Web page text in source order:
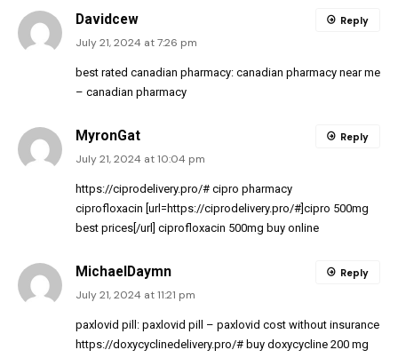
Davidcew
July 21, 2024 at 7:26 pm
best rated canadian pharmacy: canadian pharmacy near me
– canadian pharmacy
Reply
MyronGat
July 21, 2024 at 10:04 pm
https://ciprodelivery.pro/# cipro pharmacy
ciprofloxacin [url=https://ciprodelivery.pro/#]cipro 500mg
best prices[/url] ciprofloxacin 500mg buy online
Reply
MichaelDaymn
July 21, 2024 at 11:21 pm
paxlovid pill: paxlovid pill – paxlovid cost without insurance
https://doxycyclinedelivery.pro/# buy doxycycline 200 mg
Reply